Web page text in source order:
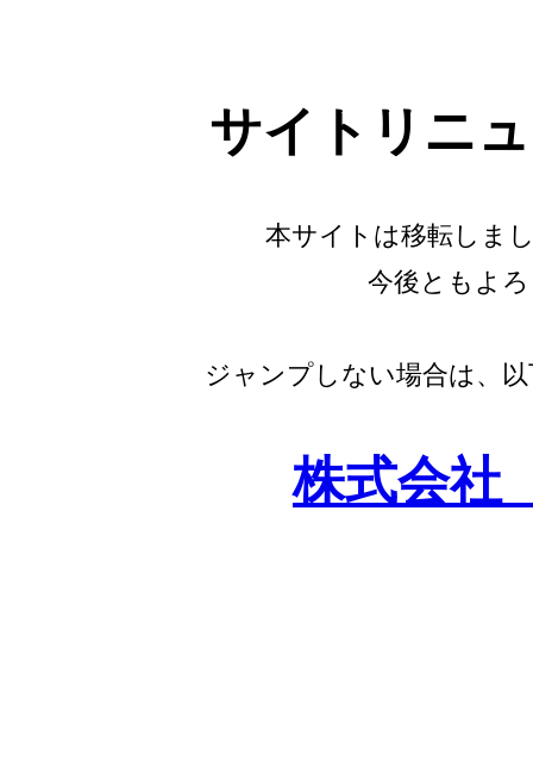
サイトリニ
本サイトは移転しま
今後ともよ
ジャンプしない場合は、
株式会